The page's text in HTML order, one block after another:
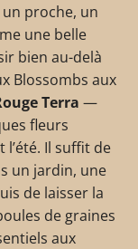
proche, un
une belle
bien au-delà
Blossombs aux
Terra —
fleurs
Il suffit de
un jardin, une
de laisser la
de graines
aux